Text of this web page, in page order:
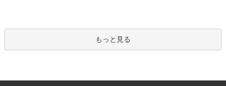
もっと見る